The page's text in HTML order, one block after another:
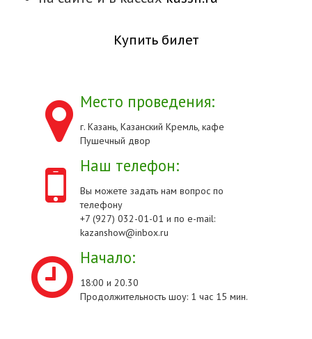
Купить билет
Место проведения:
г. Казань, Казанский Кремль, кафе
Пушечный двор
Наш телефон:
Вы можете задать нам вопрос по
телефону
+7 (927) 032-01-01 и по e-mail:
kazanshow@inbox.ru
Начало:
18:00 и 20.30
Продолжительность шоу: 1 час 15 мин.